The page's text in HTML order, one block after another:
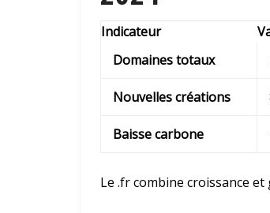
Indicateur
Domaines totaux
Nouvelles créations
Baisse carbone
Le .fr combine croissance